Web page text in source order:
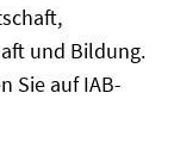
und Bildung.
Sie auf IAB-